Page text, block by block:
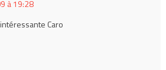
à 19:28
Caro